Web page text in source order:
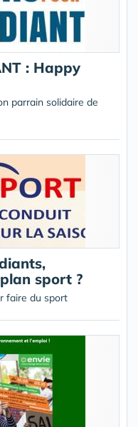
: Happy
parrain solidaire de
sport ?
faire du sport